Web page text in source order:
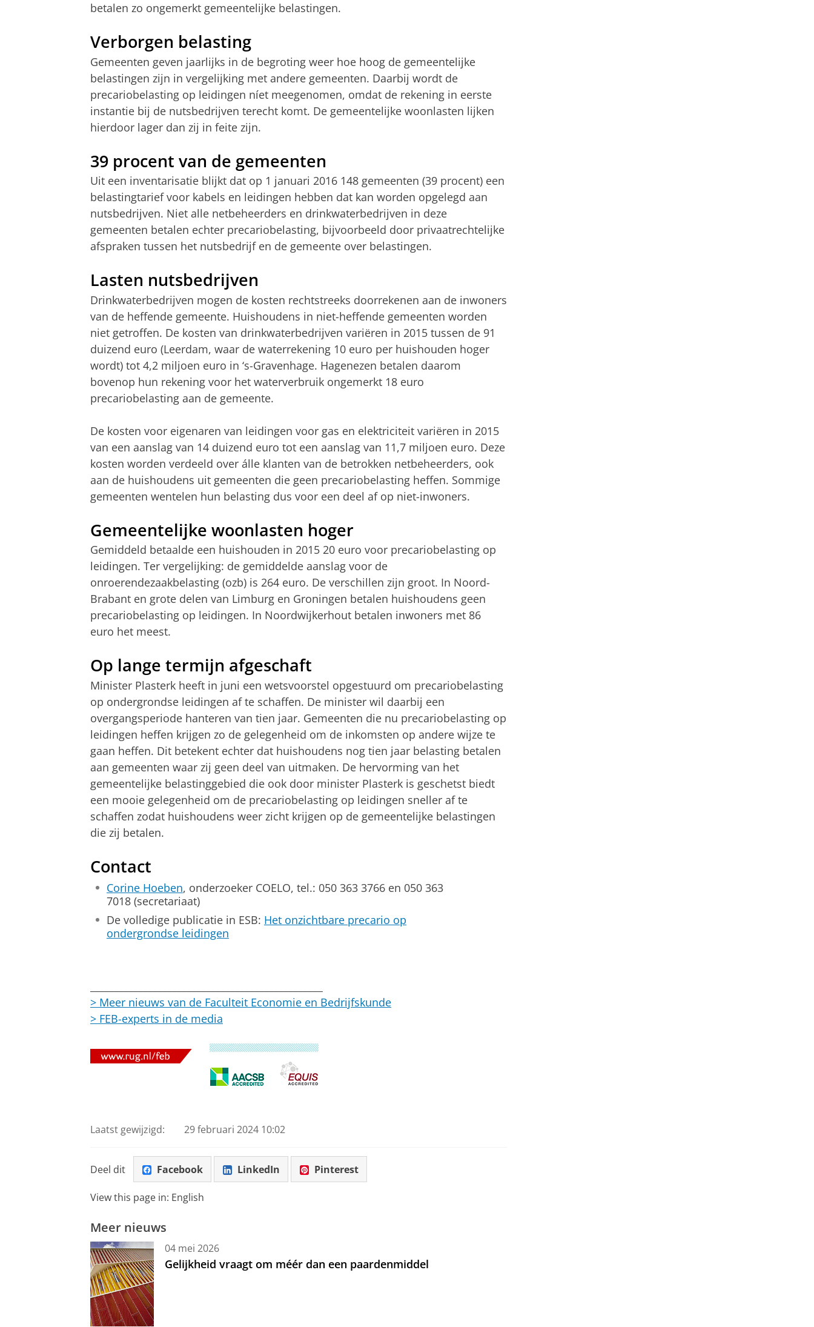
betalen zo ongemerkt gemeentelijke belastingen.
Verborgen belasting
Gemeenten geven jaarlijks in de begroting weer hoe hoog de gemeentelijke
belastingen zijn in vergelijking met andere gemeenten. Daarbij wordt de
precariobelasting op leidingen níet meegenomen, omdat de rekening in eerste
instantie bij de nutsbedrijven terecht komt. De gemeentelijke woonlasten lijken
hierdoor lager dan zij in feite zijn.
39 procent van de gemeenten
Uit een inventarisatie blijkt dat op 1 januari 2016 148 gemeenten (39 procent) een
belastingtarief voor kabels en leidingen hebben dat kan worden opgelegd aan
nutsbedrijven. Niet alle netbeheerders en drinkwaterbedrijven in deze
gemeenten betalen echter precariobelasting, bijvoorbeeld door privaatrechtelijke
afspraken tussen het nutsbedrijf en de gemeente over belastingen.
Lasten nutsbedrijven
Drinkwaterbedrijven mogen de kosten rechtstreeks doorrekenen aan de inwoners
van de heffende gemeente. Huishoudens in niet-heffende gemeenten worden
niet getroffen. De kosten van drinkwaterbedrijven variëren in 2015 tussen de 91
duizend euro (Leerdam, waar de waterrekening 10 euro per huishouden hoger
wordt) tot 4,2 miljoen euro in ‘s-Gravenhage. Hagenezen betalen daarom
bovenop hun rekening voor het waterverbruik ongemerkt 18 euro
precariobelasting aan de gemeente.
De kosten voor eigenaren van leidingen voor gas en elektriciteit variëren in 2015
van een aanslag van 14 duizend euro tot een aanslag van 11,7 miljoen euro. Deze
kosten worden verdeeld over álle klanten van de betrokken netbeheerders, ook
aan de huishoudens uit gemeenten die geen precariobelasting heffen. Sommige
gemeenten wentelen hun belasting dus voor een deel af op niet-inwoners.
Gemeentelijke woonlasten hoger
Gemiddeld betaalde een huishouden in 2015 20 euro voor precariobelasting op
leidingen. Ter vergelijking: de gemiddelde aanslag voor de
onroerendezaakbelasting (ozb) is 264 euro. De verschillen zijn groot. In Noord-
Brabant en grote delen van Limburg en Groningen betalen huishoudens geen
precariobelasting op leidingen. In Noordwijkerhout betalen inwoners met 86
euro het meest.
Op lange termijn afgeschaft
Minister Plasterk heeft in juni een wetsvoorstel opgestuurd om precariobelasting
op ondergrondse leidingen af te schaffen. De minister wil daarbij een
overgangsperiode hanteren van tien jaar. Gemeenten die nu precariobelasting op
leidingen heffen krijgen zo de gelegenheid om de inkomsten op andere wijze te
gaan heffen. Dit betekent echter dat huishoudens nog tien jaar belasting betalen
aan gemeenten waar zij geen deel van uitmaken. De hervorming van het
gemeentelijke belastinggebied die ook door minister Plasterk is geschetst biedt
een mooie gelegenheid om de precariobelasting op leidingen sneller af te
schaffen zodat huishoudens weer zicht krijgen op de gemeentelijke belastingen
die zij betalen.
Contact
Corine Hoeben, onderzoeker COELO, tel.: 050 363 3766 en 050 363
7018 (secretariaat)
De volledige publicatie in ESB: Het onzichtbare precario op
ondergrondse leidingen
> Meer nieuws van de Faculteit Economie en Bedrijfskunde
> FEB-experts in de media
Laatst gewijzigd: 29 februari 2024 10:02
Deel dit Facebook LinkedIn Pinterest
View this page in: English
Meer nieuws
04 mei 2026
Gelijkheid vraagt om méér dan een paardenmiddel